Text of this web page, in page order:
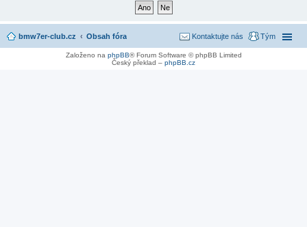
bmw7er-club.cz Obsah fóra Tým
Kontaktujte nás
Založeno na phpBB® Forum Software © phpBB Limited
Český překlad – phpBB.cz